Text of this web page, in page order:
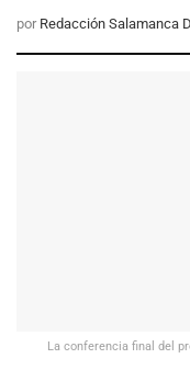
por Redacción Salamanca
La conferencia final del